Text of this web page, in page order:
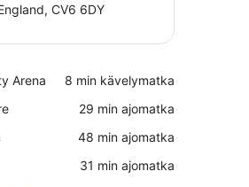
CV6 6DY
Arena
‪8 min kävelymatka‬
‪29 min ajomatka‬
‪48 min ajomatka‬
‪31 min ajomatka‬